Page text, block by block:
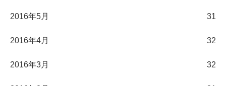
2016年5月 31
2016年4月 32
2016年3月 32